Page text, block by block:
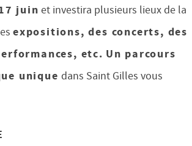
juin et investira plusieurs lieux de la
expositions, des concerts, des
etc. Un parcours
unique dans Saint Gilles vous